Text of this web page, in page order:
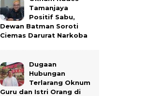
Tamanjaya
Positif Sabu,
Dewan Batman Soroti
Ciemas Darurat Narkoba
Dugaan
Hubungan
Terlarang Oknum
Guru dan Istri Orang di